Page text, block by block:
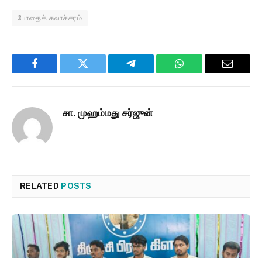
போதைக் கலாச்சரம்
Facebook Twitter Telegram WhatsApp Email
சா. முஹம்மது சர்ஜுன்
RELATED POSTS